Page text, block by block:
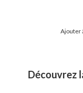
Ajouter
Découvrez